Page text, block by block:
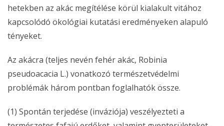
hetekben az akác megítélése körül kialakult vitához
kapcsolódó ökológiai kutatási eredményeken alapuló
tényeket.
Az akácra (teljes nevén fehér akác, Robinia
pseudoacacia L.) vonatkozó természetvédelmi
problémák három pontban foglalhatók össze.
(1) Spontán terjedése (inváziója) veszélyezteti a